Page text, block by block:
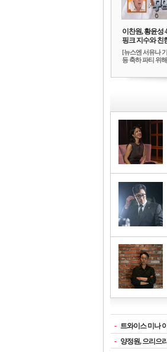
이찬원, 황윤성
핑크 지수와 친
[뉴스엔 서유나
등 축하 파티 위
- 트와이스 미나
- 양정원, 으리으